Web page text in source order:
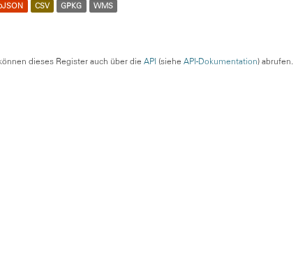
CSV GPKG WMS
dieses Register auch über die API (siehe API-Dokumentation) abrufen.